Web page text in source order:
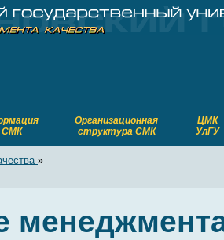
СМК
Организационная
структура СМК
ЦМК
УлГУ
»